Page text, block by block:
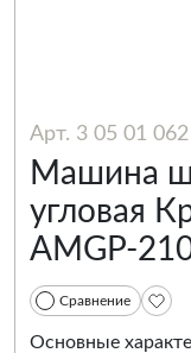
Арт. 3 05 01 062
Машина
угловая
AMGP-
Сравнение
Основные